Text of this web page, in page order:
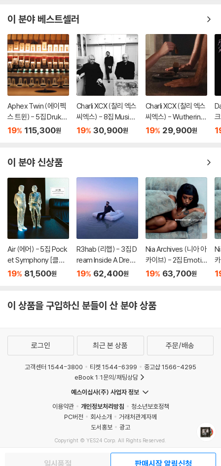
이 분야 베스트셀러
Aphex Twin (에이펙
스 트윈) - 5집 Drukqs
[4LP]
19% 115,300원
Charli XCX (찰리 엑스
씨엑스) - 8집 Music,
Fashion, Film
19% 30,900원
Charli XCX (찰리 엑스
씨엑스) - Wuthering
Heights
19% 29,900원
s
이 분야 신상품
Air (에어) - 5집 Pock
et Symphony [클리
어 컬러 2LP]
19% 81,500원
R3hab (리햅) - 3집 D
ream Inside A Drea
m [마블 컬러 LP]
19% 62,400원
Nia Archives (니아 아
카이브) - 2집 Emotio
nal Junglist [블랙 &
19% 63,700원
이 상품을 구입하신 분들이 산 분야 상품
일시품절 판매시작 알림신청
로그인 최근 본 상품 주문/배송
고객센터 1544-3800 티켓 1544-6399
중고샵 1566-4295
eBook 1:1문의/채팅상담
예스이십사(주) 사업자 정보
이용약관
개인정보처리방침
청소년보호정책
PC버전
회사소개
거래처관계자께
도서홍보
광고
Copyright © YES24 Corp. All Rights Reserved.